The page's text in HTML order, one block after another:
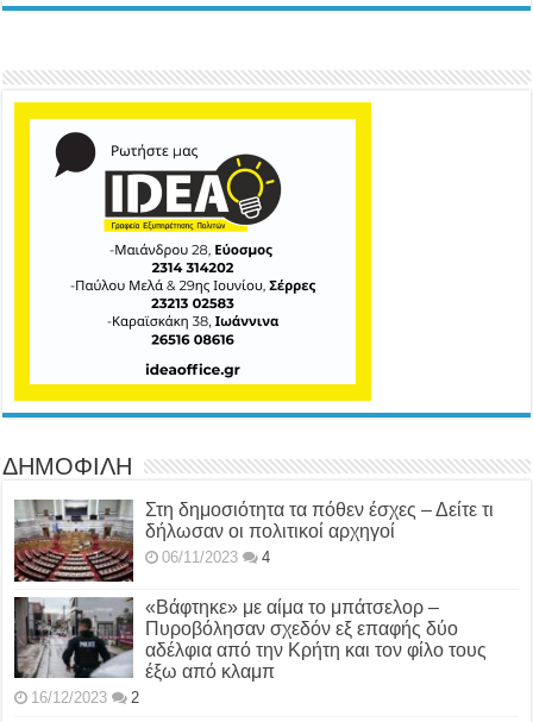
ΔΗΜΟΦΙΛΗ
Στη δημοσιότητα τα πόθεν έσχες – Δείτε τι
δήλωσαν οι πολιτικοί αρχηγοί
06/11/2023 4
«Βάφτηκε» με αίμα το μπάτσελορ –
Πυροβόλησαν σχεδόν εξ επαφής δύο
αδέλφια από την Κρήτη και τον φίλο τους
έξω από κλαμπ
16/12/2023 2